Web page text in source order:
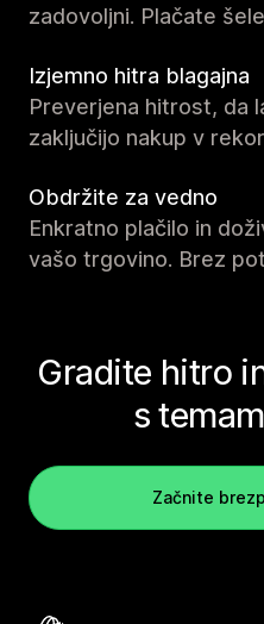
zadovoljni. Plačate
Izjemno hitra blagajna
Preverjena hitrost, da
zaključijo nakup v
Obdržite za vedno
Enkratno plačilo in
vašo trgovino. Brez
Gradite hitro
s
Začnite